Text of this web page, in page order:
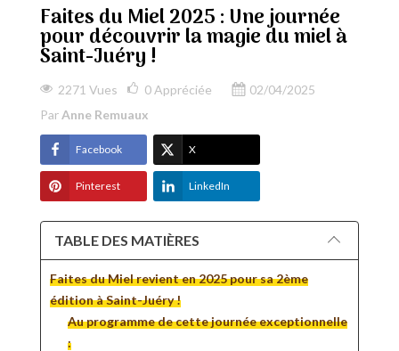
Faites du Miel 2025 : Une journée
pour découvrir la magie du miel à
Saint-Juéry !
2271 Vues 0 Appréciée
02/04/2025
Par Anne Remuaux
Facebook X
Pinterest LinkedIn
TABLE DES MATIÈRES
Faites du Miel revient en 2025 pour sa 2ème
édition à Saint-Juéry !
Au programme de cette journée exceptionnelle
: